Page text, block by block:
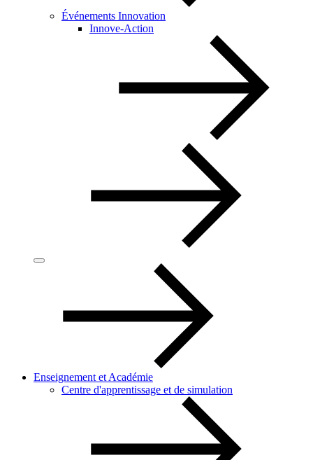
Événements Innovation
Innove-Action
Enseignement et Académie
Centre d'apprentissage et de simulation